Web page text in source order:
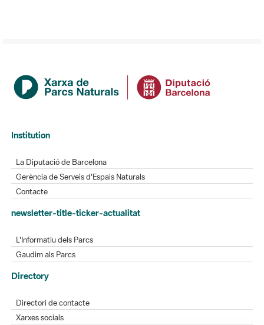
Institution
La Diputació de Barcelona
Gerència de Serveis d'Espais Naturals
Contacte
newsletter-title-ticker-actualitat
L'Informatiu dels Parcs
Gaudim als Parcs
Directory
Directori de contacte
Xarxes socials